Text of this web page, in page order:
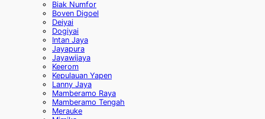
Biak Numfor
Boven Digoel
Deiyai
Dogiyai
Intan Jaya
Jayapura
Jayawijaya
Keerom
Kepulauan Yapen
Lanny Jaya
Mamberamo Raya
Mamberamo Tengah
Merauke